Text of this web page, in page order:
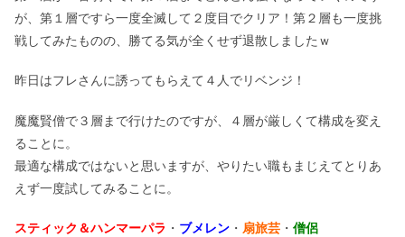
が、第１層ですら一度全滅して２度目でクリア！第２層も一度挑
戦してみたものの、勝てる気が全くせず退散しましたｗ
昨日はフレさんに誘ってもらえて４人でリベンジ！
魔魔賢僧で３層まで行けたのですが、４層が厳しくて構成を変え
ることに。
最適な構成ではないと思いますが、やりたい職もまじえてとりあ
えず一度試してみることに。
スティック＆ハンマーパラ ・ ブメレン ・ 扇旅芸 ・ 僧侶